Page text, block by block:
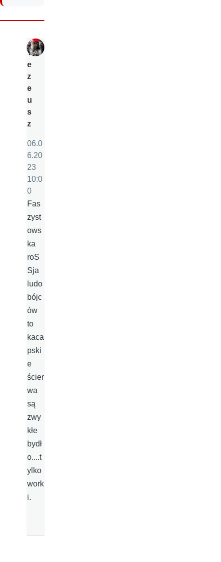
T
e
z
e
u
s
z
06.0
6.20
23
10:0
0
Fas
zyst
ows
ka
roS
Sja
ludo
bójc
ów
to
kaca
pski
e
ścier
wa
są
zwy
kłe
bydł
o....t
ylko
work
i.